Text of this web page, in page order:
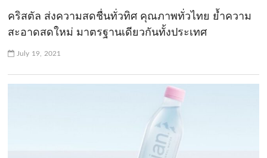
คริสตัล ส่งความสดชื่นทั่วทิศ คุณภาพทั่วไทย ย้ำความ
สะอาดสดใหม่ มาตรฐานเดียวกันทั้งประเทศ
July 19, 2021